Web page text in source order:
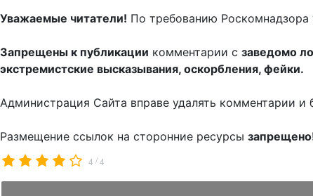
Уважаемые читатели! По требованию Роскомнадзора
Запрещены к публикации комментарии с заведомо
экстремистские высказывания, оскорбления, фейки.
Администрация Сайта вправе удалять комментарии и
Размещение ссылок на сторонние ресурсы
4 /4